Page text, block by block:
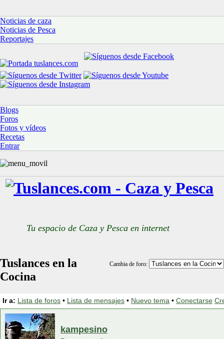
Noticias de caza
Noticias de Pesca
Reportajes
Blogs
Foros
Fotos y vídeos
Recetas
Entrar
Tu espacio de Caza y Pesca en internet
Cambia de foro:
Tuslances en la
Cocina
Ir a: Lista de foros • Lista de mensajes • Nuevo tema • Conectarse
kampesino